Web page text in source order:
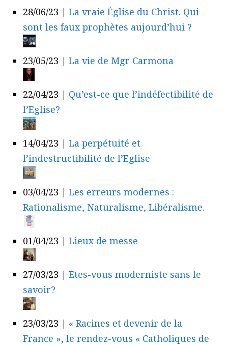
28/06/23 | La vraie Église du Christ. Qui
sont les faux prophètes aujourd’hui ?
23/05/23 | La vie de Mgr Carmona
22/04/23 | Qu’est-ce que l’indéfectibilité de
l’Eglise?
14/04/23 | La perpétuité et
l’indestructibilité de l’Eglise
03/04/23 | Les erreurs modernes :
Rationalisme, Naturalisme, Libéralisme.
01/04/23 | Lieux de messe
27/03/23 | Etes-vous moderniste sans le
savoir?
23/03/23 | « Racines et devenir de la
France », le rendez-vous « Catholiques de